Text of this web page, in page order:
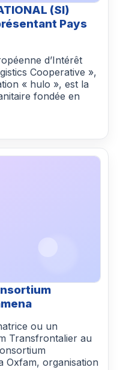
(SI)
Pays
d’Intérêt
Cooperative »,
« hulo », est la
fondée en
ou un
Transfrontalier au
Oxfam, organisation